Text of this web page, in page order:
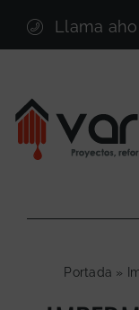
contenido
Llama
Sectores
Proyectos
Portada »